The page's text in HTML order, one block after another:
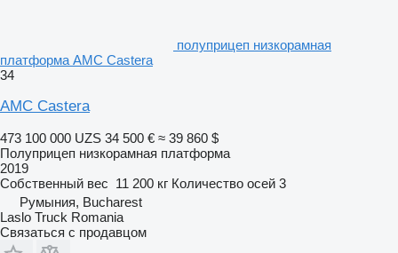
полуприцеп низкорамная
платформа AMC Castera
34
AMC Castera
473 100 000 UZS 34 500 € ≈ 39 860 $
Полуприцеп низкорамная платформа
2019
Собственный вес 11 200 кг Количество осей 3
Румыния, Bucharest
Laslo Truck Romania
Связаться с продавцом